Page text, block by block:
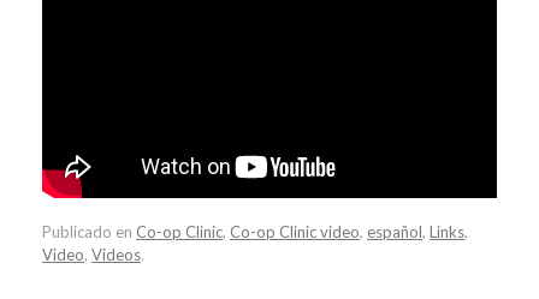
Publicado en Co-op Clinic, Co-op Clinic video, español, Links,
Video, Videos.